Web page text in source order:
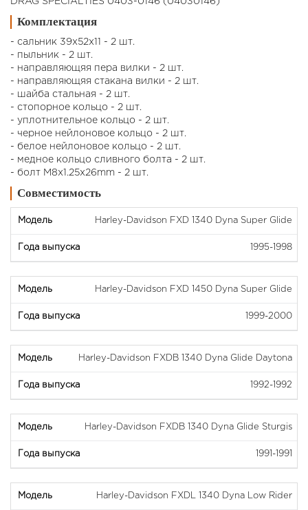
Комплектация
- сальник 39x52x11 - 2 шт.
- пыльник - 2 шт.
- направляющяя пера вилки - 2 шт.
- направляющяя стакана вилки - 2 шт.
- шайба стальная - 2 шт.
- стопорное кольцо - 2 шт.
- уплотнительное кольцо - 2 шт.
- черное нейлоновое кольцо - 2 шт.
- белое нейлоновое кольцо - 2 шт.
- медное кольцо сливного болта - 2 шт.
- болт M8x1.25x26mm - 2 шт.
Совместимость
Harley-Davidson FXD 1340 Dyna Super Glide
1995-1998
Harley-Davidson FXD 1450 Dyna Super Glide
1999-2000
Harley-Davidson FXDB 1340 Dyna Glide Daytona
1992-1992
Harley-Davidson FXDB 1340 Dyna Glide Sturgis
1991-1991
Harley-Davidson FXDL 1340 Dyna Low Rider